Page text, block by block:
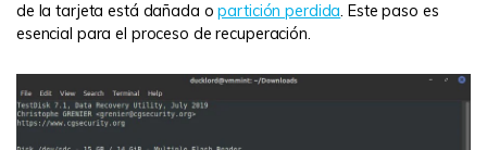
de la tarjeta está dañada o partición perdida. Este paso es
esencial para el proceso de recuperación.